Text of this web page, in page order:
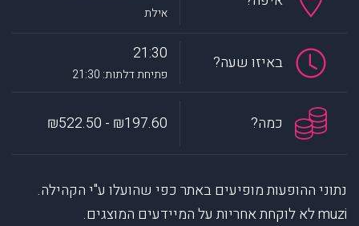
אילת
באיזו שעה? 21:30
פתיחת דלתות: 21:30
כמה? ₪197.60 - ₪522.50
נתוני ההופעות מופיעים באתר כפי שהועלו ע"י הקהילה.
muzi לא לוקחת אחריות על המיידעים המוצגים.